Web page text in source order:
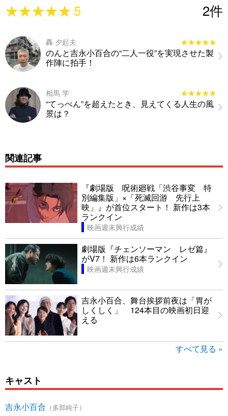
★★★★★
★★★★★ 5 2件
轟 夕起夫 ★★★★★
★★★★★
のんと吉永小百合の“二人一役”を実現させた製
作陣に拍手！
相馬 学 ★★★★★
★★★★★
“てっぺん”を超えたとき、見えてくる人生の風
景は？
関連記事
『劇場版 呪術廻戦「渋谷事変 特
別編集版」×「死滅回游 先行上
映」』が首位スタート！ 新作は3本
ランクイン
映画週末興行成績
劇場版『チェンソーマン レゼ篇』
がV7！ 新作は6本ランクイン
映画週末興行成績
吉永小百合、舞台挨拶前夜は「胃が
しくしく」 124本目の映画初日迎
える
すべて見る »
キャスト
吉永小百合 （多部純子）